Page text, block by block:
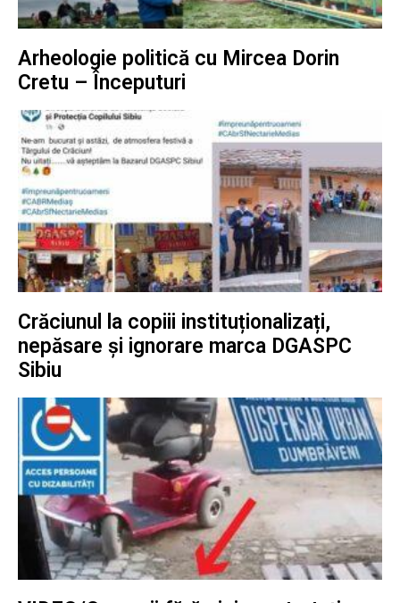
Arheologie politică cu Mircea Dorin
Cretu – Începuturi
Crăciunul la copiii instituționalizați,
nepăsare și ignorare marca DGASPC
Sibiu